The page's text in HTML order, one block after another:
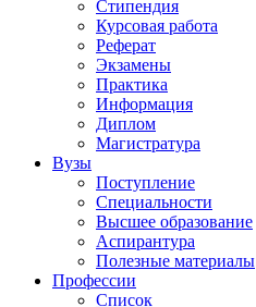
Стипендия
Курсовая работа
Реферат
Экзамены
Практика
Информация
Диплом
Магистратура
Вузы
Поступление
Специальности
Высшее образование
Аспирантура
Полезные материалы
Профессии
Список